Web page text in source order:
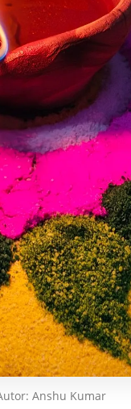
Anshu Kumar